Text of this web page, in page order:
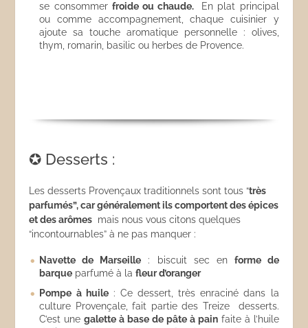
se consommer froide ou chaude.
En plat principal
ou comme accompagnement, chaque cuisinier y
ajoute sa touche aromatique personnelle : olives,
thym, romarin, basilic ou herbes de Provence.
✪ Desserts :
Les desserts Provençaux traditionnels sont tous “très
parfumés”, car généralement ils comportent des épices
et des arômes mais nous vous citons quelques
“incontournables” à ne pas manquer :
Navette de Marseille : biscuit sec en forme de
barque parfumé à lafleur d’oranger
Pompe à huile: Ce dessert, très enraciné dans la
culture Provençale, fait partie des Treize desserts.
C’est unegalette à base de pâte à painfaite à l’huile